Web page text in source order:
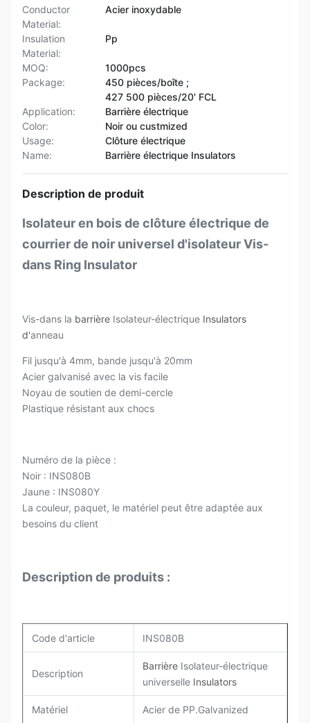
Conductor
Material:
Acier inoxydable
Insulation
Material:
Pp
MOQ:
1000pcs
Package:
450 pièces/boîte ;
427 500 pièces/20' FCL
Application:
Barrière électrique
Color:
Noir ou custmized
Usage:
Clôture électrique
Name:
Barrière électrique Insulators
Description de produit
Isolateur en bois de clôture électrique de
courrier de noir universel d'isolateur Vis-
dans Ring Insulator
Vis-dans la barrière Isolateur-électrique Insulators
d'anneau
Fil jusqu'à 4mm, bande jusqu'à 20mm
Acier galvanisé avec la vis facile
Noyau de soutien de demi-cercle
Plastique résistant aux chocs
Numéro de la pièce :
Noir : INS080B
Jaune : INS080Y
La couleur, paquet, le matériel peut être adaptée aux
besoins du client
Description de produits :
Code d'article INS080B
Description
Barrière Isolateur-électrique
universelle Insulators
Matériel Acier de PP.Galvanized